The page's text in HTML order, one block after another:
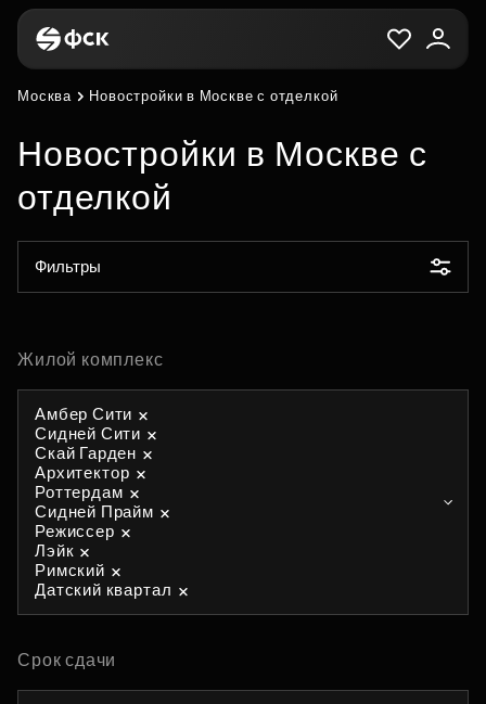
Москва Новостройки в Москве с отделкой
Новостройки в Москве с
отделкой
Фильтры
Жилой комплекс
Амбер Сити
Сидней Сити
Скай Гарден
Архитектор
Роттердам
Сидней Прайм
Режиссер
Лэйк
Римский
Датский квартал
Срок сдачи